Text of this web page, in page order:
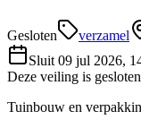
Gesloten verzamel
Sluit 09 jul 2026,
Deze veiling is
Tuinbouw en